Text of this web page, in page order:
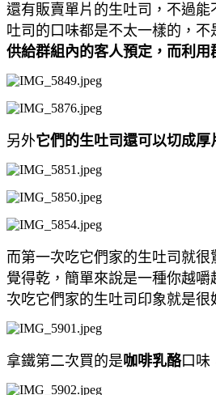
還有販賣單片的生吐司，不過
吐司的口味都是不太一樣的，
供給群組內的客人預定，而利用
另外它們的生吐司還可以切成厚
而第一次吃它們家的生吐司就
覺得乾，簡單來說是一種你越
次吃它們家的生吐司印象就是很
拿鐵第二次買的是咖啡乳酪口味